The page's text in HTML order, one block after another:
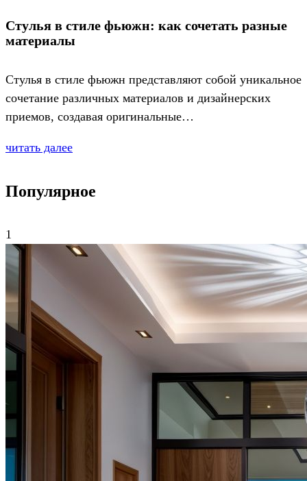
Стулья в стиле фьюжн: как сочетать разные
материалы
Стулья в стиле фьюжн представляют собой уникальное
сочетание различных материалов и дизайнерских
приемов, создавая оригинальные…
читать далее
Популярное
1